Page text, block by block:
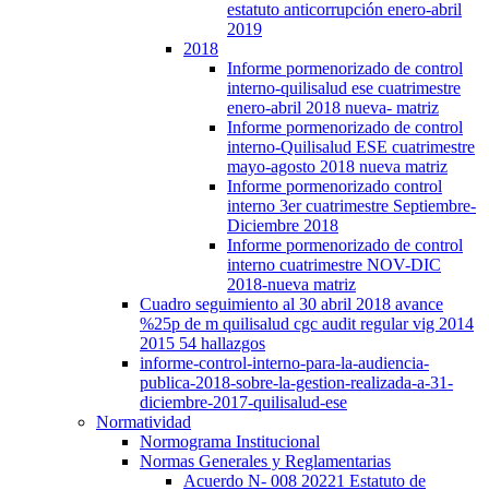
estatuto anticorrupción enero-abril
2019
2018
Informe pormenorizado de control
interno-quilisalud ese cuatrimestre
enero-abril 2018 nueva- matriz
Informe pormenorizado de control
interno-Quilisalud ESE cuatrimestre
mayo-agosto 2018 nueva matriz
Informe pormenorizado control
interno 3er cuatrimestre Septiembre-
Diciembre 2018
Informe pormenorizado de control
interno cuatrimestre NOV-DIC
2018-nueva matriz
Cuadro seguimiento al 30 abril 2018 avance
%25p de m quilisalud cgc audit regular vig 2014
2015 54 hallazgos
informe-control-interno-para-la-audiencia-
publica-2018-sobre-la-gestion-realizada-a-31-
diciembre-2017-quilisalud-ese
Normatividad
Normograma Institucional
Normas Generales y Reglamentarias
Acuerdo N- 008 20221 Estatuto de